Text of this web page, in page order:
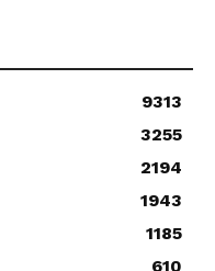
9313
3255
2194
1943
1185
610